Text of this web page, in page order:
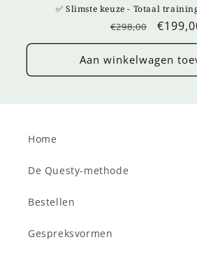
✅ Slimste keuze - Totaal
Normale
prijs
€298,00
Aan winkelwagen
Home
De Questy-methode
Bestellen
Gespreksvormen